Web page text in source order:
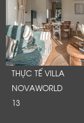
THỰC TẾ VILLA
NOVAWORLD
13